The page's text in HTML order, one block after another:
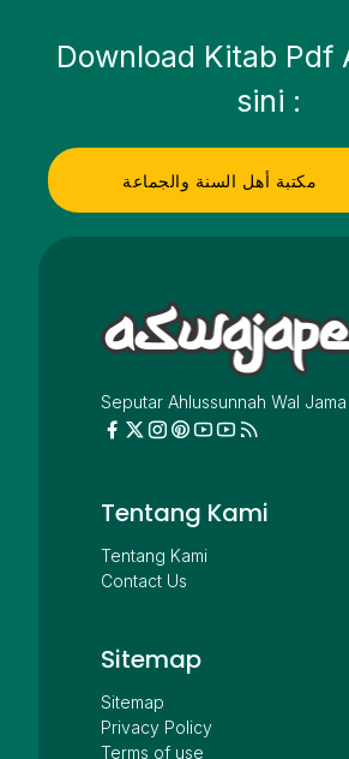
Download Kitab Pdf
sini :
مكتبة أهل السنة والجماعة
Seputar Ahlussunnah Wal
Tentang Kami
Tentang Kami
Contact Us
Sitemap
Sitemap
Privacy Policy
Terms of use